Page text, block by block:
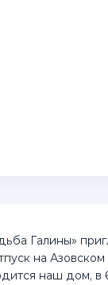
Галины»
на
наш дом, в